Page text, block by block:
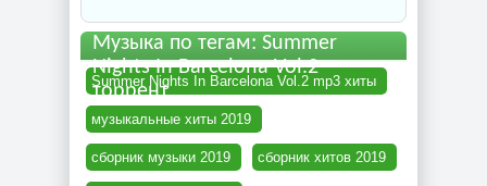
Музыка по тегам: Summer
Nights In Barcelona Vol.2
торрент
Summer Nights In Barcelona Vol.2 mp3 хиты
музыкальные хиты 2019
сборник музыки 2019 сборник хитов 2019